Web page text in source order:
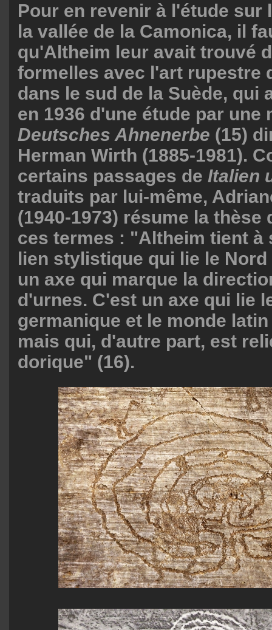
Pour en revenir à l'étude sur
la vallée de la Camonica, il
qu'Altheim leur avait trouvé
formelles avec l'art rupestre
dans le sud de la Suède, qui
en 1936 d'une étude par une
Deutsches Ahnenerbe (15)
Herman Wirth (1885-1981).
certains passages de Italien
traduits par lui-même,
(1940-1973) résume la thèse
ces termes : "Altheim tient à
lien stylistique qui lie le
un axe qui marque la
d'urnes. C'est un axe qui lie
germanique et le monde
mais qui, d'autre part, est
dorique" (16).